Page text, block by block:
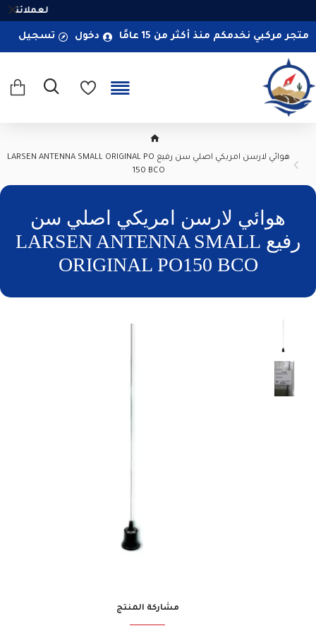
لعملائنا
متجر مركبي نخدمكم منذ أكثر من 15 عامًا دخول تسجيل
هوائي لارسن امريكي اصلي سن رفيع LARSEN ANTENNA SMALL ORIGINAL PO
150 BCO
هوائي لارسن امريكي اصلي سن
رفيع LARSEN ANTENNA SMALL
ORIGINAL PO150 BCO
مشاركة المنتج